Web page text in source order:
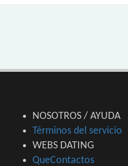
NOSOTROS / AYUDA
Términos del servicio
WEBS DATING
QueContactos